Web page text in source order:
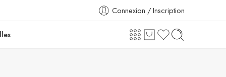
Connexion / Inscription